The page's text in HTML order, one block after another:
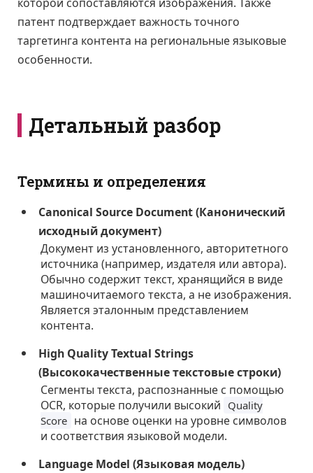
патент подтверждает важность точного
таргетинга контента на региональные языковые
особенности.
Детальный разбор
Термины и определения
Canonical Source Document (Канонический
исходный документ)
Документ из установленного, авторитетного
источника (например, издателя или автора).
Обычно содержит текст, хранящийся в виде
машиночитаемого текста, а не изображения.
Является эталонным представлением
контента.
High Quality Textual Strings
(Высококачественные текстовые строки)
Сегменты текста, распознанные с помощью
OCR, которые получили высокий Quality
Score на основе оценки на уровне символов
и соответствия языковой модели.
Language Model (Языковая модель)